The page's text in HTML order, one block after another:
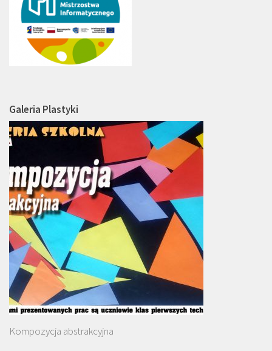
Galeria Plastyki
Kompozycja abstrakcyjna